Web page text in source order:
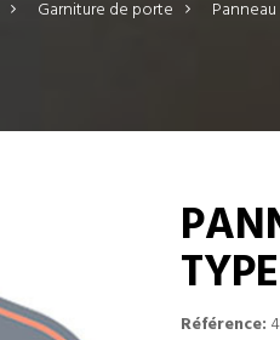
> Garniture de porte >
Référence: